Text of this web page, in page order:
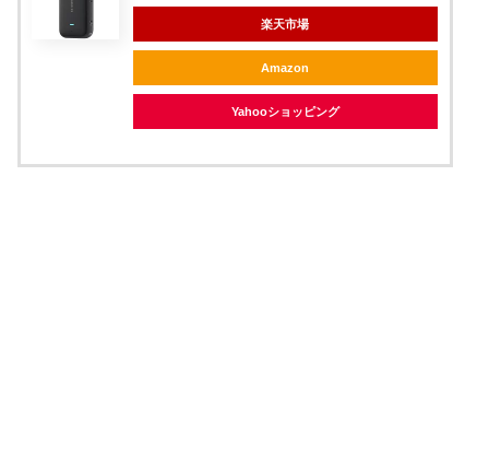
楽天市場
Amazon
Yahooショッピング